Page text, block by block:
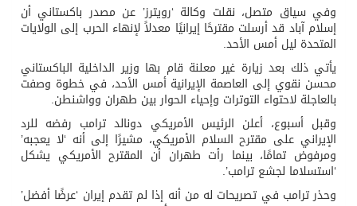
وفي سياق متصل، نقلت وكالة ‘رويترز’ عن مصدر باكستاني أن
إسلام آباد قد أرسلت مقترحًا إيرانيًا معدلاً لإنهاء الحرب إلى الولايات
المتحدة ليل أمس الأحد.
يأتي ذلك بعد زيارة غير معلنة قام بها وزير الداخلية الباكستاني
محسن نقوي إلى العاصمة الإيرانية أمس الأحد، في خطوة وصفت
بالعاجلة لاحتواء التوترات وإحياء الحوار بين طهران وواشنطن.
وقبل أسبوع، أعلن الرئيس الأمريكي دونالد ترامب رفضه للرد
الإيراني على مقترح السلام الأمريكي، مشيرًا إلى أنه ‘لا يعجبه’
ومرفوض تمامًا، بينما رأت طهران أن المقترح الأمريكي يشكل
‘استسلاما لجشع ترامب’.
وحذر ترامب في تصريحات له من أنه إذا لم تقدم إيران ‘عرضًا أفضل’